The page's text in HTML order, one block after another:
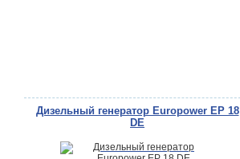
Дизельный генератор Europower EP 18
DE